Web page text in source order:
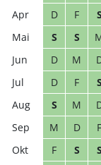
D
F S
S
S
D
M
D
F S
S
M
M
D F
F
S S